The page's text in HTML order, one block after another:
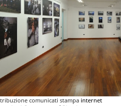
comunicati stampa internet